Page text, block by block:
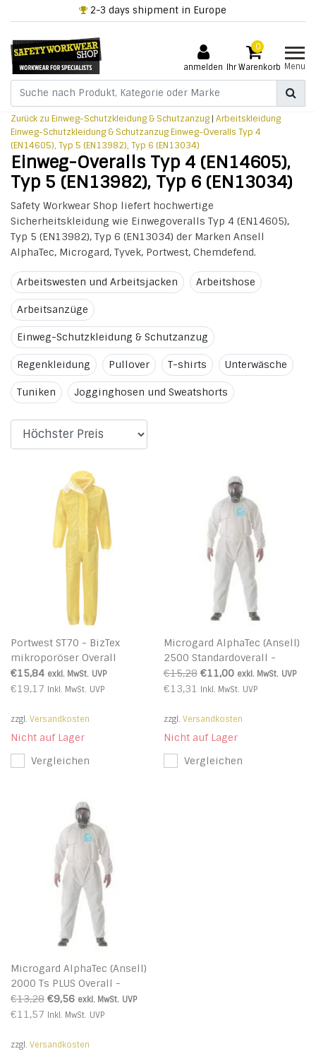
2-3 days shipment in Europe
anmelden
0
Ihr Warenkorb Menu
Zurück zu Einweg-Schutzkleidung & Schutzanzug | Arbeitskleidung
Einweg-Schutzkleidung & SchutzanzugEinweg-Overalls Typ 4
(EN14605), Typ 5 (EN13982), Typ 6 (EN13034)
Einweg-Overalls Typ 4 (EN14605),
Typ 5 (EN13982), Typ 6 (EN13034)
Safety Workwear Shop liefert hochwertige
Sicherheitskleidung wie Einwegoveralls Typ 4 (EN14605),
Typ 5 (EN13982), Typ 6 (EN13034) der Marken Ansell
AlphaTec, Microgard, Tyvek, Portwest, Chemdefend.
Arbeitswesten und Arbeitsjacken Arbeitshose
Arbeitsanzüge
Einweg-Schutzkleidung & Schutzanzug
Regenkleidung Pullover T-shirts Unterwäsche
Tuniken Jogginghosen und Sweatshorts
Portwest ST70 - BizTex
mikroporöser Overall
3/4/5/6 - Yellow - R
€15,84 exkl. MwSt. UVP
€19,17 Inkl. MwSt. UVP
zzgl. Versandkosten
Nicht auf Lager
Vergleichen
Microgard AlphaTec (Ansell)
2500 Standardoverall -
Modell 111 - Typ 4/5/6
€15,28 €11,00 exkl. MwSt. UVP
€13,31 Inkl. MwSt. UVP
zzgl. Versandkosten
Nicht auf Lager
Vergleichen
Microgard AlphaTec (Ansell)
2000 Ts PLUS Overall -
Modell 111wt - Typ 4/5/6
€13,28 €9,56 exkl. MwSt. UVP
€11,57 Inkl. MwSt. UVP
zzgl. Versandkosten